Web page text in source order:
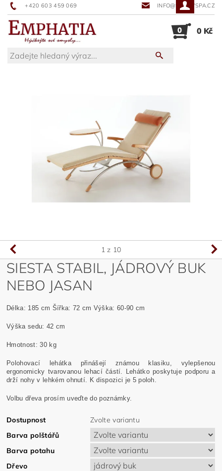
+420 603 459 069 INFO@SUNNYSPA.CZ
0 0 Kč
1z 10
SIESTA STABIL, JÁDROVÝ BUK
NEBO JASAN
Délka: 185 cm Šířka: 72 cm Výška: 60-90 cm
Výška sedu: 42 cm
Hmotnost: 30 kg
Polohovací lehátka přinášejí známou klasiku, vylepšenou
ergonomicky tvarovanou lehací částí. Lehátko poskytuje podporu a
drží nohy v lehkém ohnutí. K dispozici je 5 poloh.
Volbu dřeva prosím uveďte do poznámky.
Dostupnost
Zvolte variantu
Barva polštářů
Barva potahu
Dřevo